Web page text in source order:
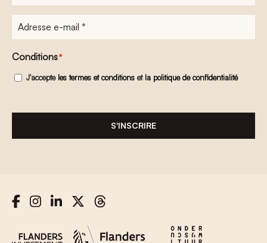
Adresse
e-
mail*
Conditions*
J'accepte les termes et conditions et la politique de confidentialité
S'INSCRIRE